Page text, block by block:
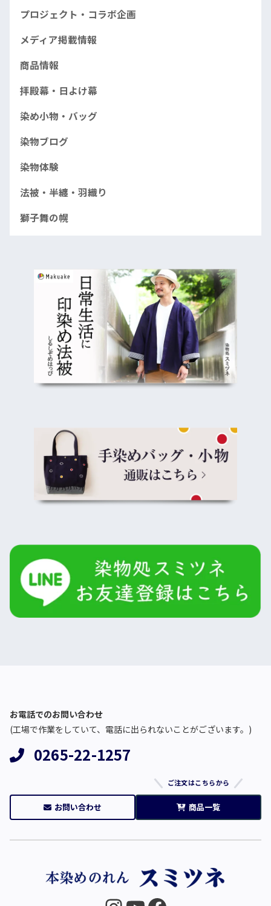
プロジェクト・コラボ企画
メディア掲載情報
商品情報
拝殿幕・日よけ幕
染め小物・バッグ
染物ブログ
染物体験
法被・半纏・羽織り
獅子舞の幌
お電話でのお問い合わせ
(工場で作業をしていて、電話に出られないことがございます。)
0265-22-1257
お問い合わせ
ご注文はこちらから
商品一覧